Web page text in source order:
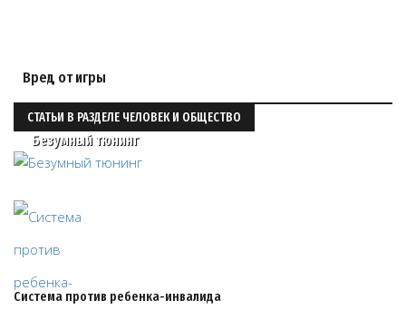
Вред от игры
СТАТЬИ В РАЗДЕЛЕ ЧЕЛОВЕК И ОБЩЕСТВО
Безумный тюнинг
Система против ребенка-инвалида